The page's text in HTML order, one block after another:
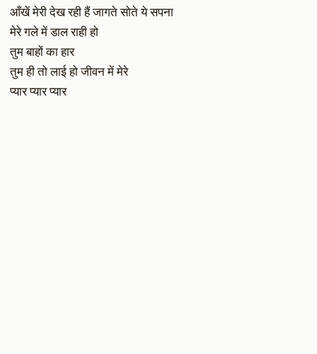
आँखें मेरी देख रही हैं जागते सोते ये सपना
मेरे गले में डाल राही हो
तुम बाहों का हार
तुम ही तो लाई हो जीवन में मेरे
प्यार प्यार प्यार